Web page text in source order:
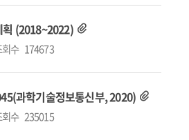
(2018~2022)
수 174673
과학기술정보통신부, 2020)
수 235015